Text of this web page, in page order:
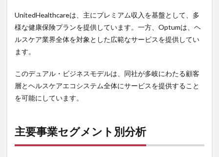
6
まと
め
UnitedHealthcareは、主にプレミアム収入を基盤として、多
様な健康保険プランを提供しています。一方、Optumは、ヘ
ルスケア業界全体を対象とした広範なサービスを提供してい
ます。
このデュアル・ビジネスモデルは、同社が多岐にわたる顧客
層とヘルスケアエコシステム全体にサービスを提供すること
を可能にしています。
主要事業セグメント別分析